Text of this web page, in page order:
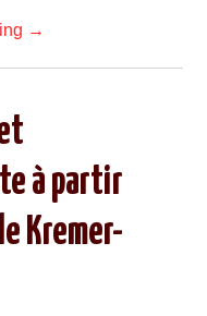
→
à partir
Kremer-